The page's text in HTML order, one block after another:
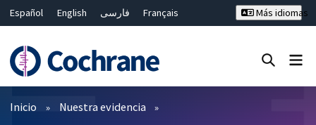
Español English فارسی
Français
Bahasa Malaysia
ไทย 繁體中文
Más idiomas
Filtros
Inicio Nuestra evidencia